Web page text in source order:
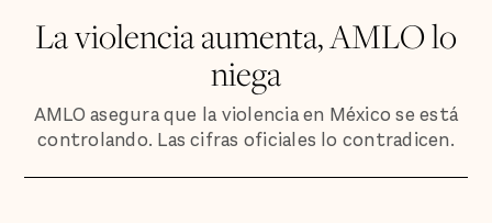
La violencia aumenta, AMLO lo
niega
AMLO asegura que la violencia en México se está
controlando. Las cifras oficiales lo contradicen.